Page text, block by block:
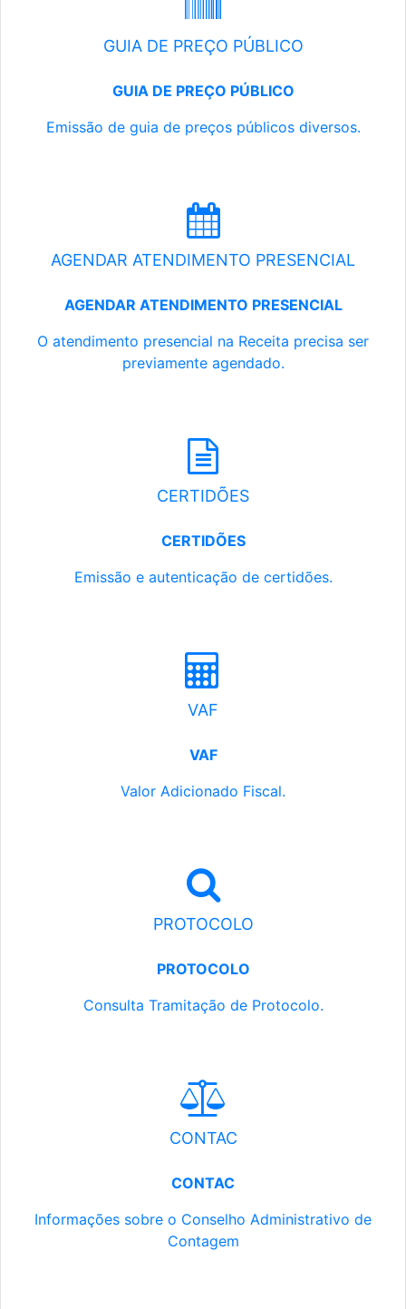
GUIA DE PREÇO PÚBLICO
GUIA DE PREÇO PÚBLICO
Emissão de guia de preços públicos diversos.
AGENDAR ATENDIMENTO PRESENCIAL
AGENDAR ATENDIMENTO PRESENCIAL
O atendimento presencial na Receita precisa ser
previamente agendado.
CERTIDÕES
CERTIDÕES
Emissão e autenticação de certidões.
VAF
VAF
Valor Adicionado Fiscal.
PROTOCOLO
PROTOCOLO
Consulta Tramitação de Protocolo.
CONTAC
CONTAC
Informações sobre o Conselho Administrativo de
Contagem